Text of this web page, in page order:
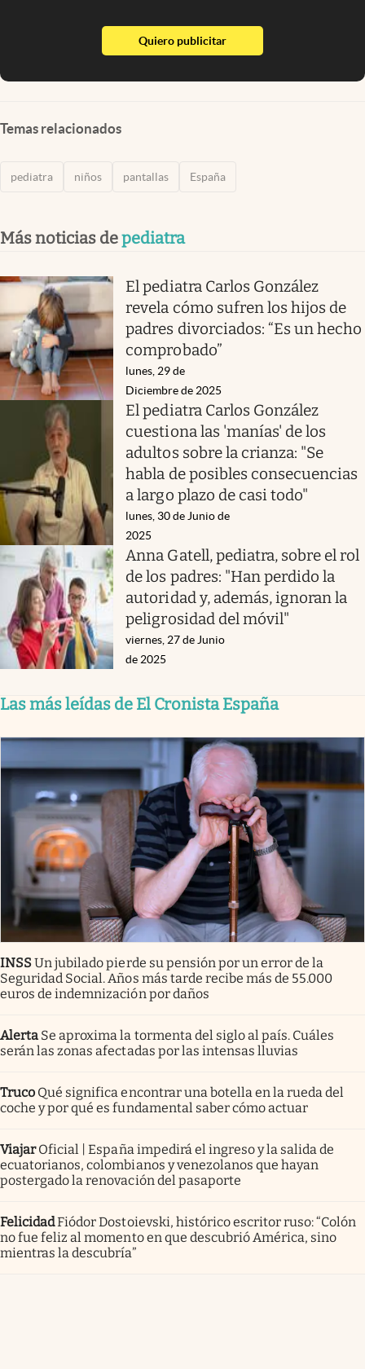
Quiero publicitarabre en nueva pestaña
Temas relacionados
pediatra niños pantallas España
Más noticias depediatra
El pediatra Carlos González
revela cómo sufren los hijos de
padres divorciados: “Es un hecho
comprobado”
lunes, 29 de
Diciembre de 2025
El pediatra Carlos González
cuestiona las 'manías' de los
adultos sobre la crianza: "Se
habla de posibles consecuencias
a largo plazo de casi todo"
lunes, 30 de Junio de
2025
Anna Gatell, pediatra, sobre el rol
de los padres: "Han perdido la
autoridad y, además, ignoran la
peligrosidad del móvil"
viernes, 27 de Junio
de 2025
Las más leídas de El Cronista España
INSSUn jubilado pierde su pensión por un error de la
Seguridad Social. Años más tarde recibe más de 55.000
euros de indemnización por daños
Alerta Se aproxima la tormenta del siglo al país. Cuáles
serán las zonas afectadas por las intensas lluvias
Truco Qué significa encontrar una botella en la rueda del
coche y por qué es fundamental saber cómo actuar
Viajar Oficial | España impedirá el ingreso y la salida de
ecuatorianos, colombianos y venezolanos que hayan
postergado la renovación del pasaporte
FelicidadFiódor Dostoievski, histórico escritor ruso: “Colón
no fue feliz al momento en que descubrió América, sino
mientras la descubría”